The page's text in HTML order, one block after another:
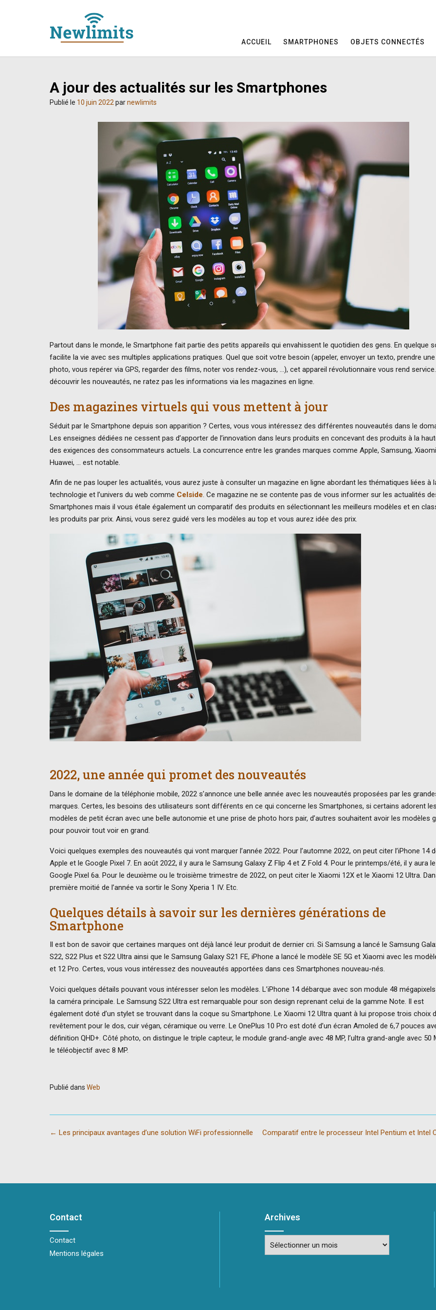
ACCUEIL SMARTPHONES OBJETS CONNECTÉS
A jour des actualités sur les Smartphones
Publié le 10 juin 2022 parnewlimits
Partout dans le monde, le Smartphone fait partie des petits appareils qui envahissent le quotidien des gens. En quelque
facilite la vie avec ses multiples applications pratiques. Quel que soit votre besoin (appeler, envoyer un texto, prendre une
photo, vous repérer via GPS, regarder des films, noter vos rendez-vous, …), cet appareil révolutionnaire vous rend
découvrir les nouveautés, ne ratez pas les informations via les magazines en ligne.
Des magazines virtuels qui vous mettent à jour
Séduit par le Smartphone depuis son apparition ? Certes, vous vous intéressez des différentes nouveautés dans le
Les enseignes dédiées ne cessent pas d’apporter de l’innovation dans leurs produits en concevant des produits à la
des exigences des consommateurs actuels. La concurrence entre les grandes marques comme Apple, Samsung,
Huawei, … est notable.
Afin de ne pas louper les actualités, vous aurez juste à consulter un magazine en ligne abordant les thématiques liées à
technologie et l’univers du web comme Celside. Ce magazine ne se contente pas de vous informer sur les actualités
Smartphones mais il vous étale également un comparatif des produits en sélectionnant les meilleurs modèles et en
les produits par prix. Ainsi, vous serez guidé vers les modèles au top et vous aurez idée des prix.
2022, une année qui promet des nouveautés
Dans le domaine de la téléphonie mobile, 2022 s’annonce une belle année avec les nouveautés proposées par les
marques. Certes, les besoins des utilisateurs sont différents en ce qui concerne les Smartphones, si certains adorent les
modèles de petit écran avec une belle autonomie et une prise de photo hors pair, d’autres souhaitent avoir les modèles
pour pouvoir tout voir en grand.
Voici quelques exemples des nouveautés qui vont marquer l’année 2022. Pour l’automne 2022, on peut citer l’iPhone 14
Apple et le Google Pixel 7. En août 2022, il y aura le Samsung Galaxy Z Flip 4 et Z Fold 4. Pour le printemps/été, il y aura le
Google Pixel 6a. Pour le deuxième ou le troisième trimestre de 2022, on peut citer le Xiaomi 12X et le Xiaomi 12 Ultra.
première moitié de l’année va sortir le Sony Xperia 1 IV. Etc.
Quelques détails à savoir sur les dernières générations de
Smartphone
Il est bon de savoir que certaines marques ont déjà lancé leur produit de dernier cri. Si Samsung a lancé le Samsung
S22, S22 Plus et S22 Ultra ainsi que le Samsung Galaxy S21 FE, iPhone a lancé le modèle SE 5G et Xiaomi avec les
et 12 Pro. Certes, vous vous intéressez des nouveautés apportées dans ces Smartphones nouveau-nés.
Voici quelques détails pouvant vous intéresser selon les modèles. L’iPhone 14 débarque avec son module 48
la caméra principale. Le Samsung S22 Ultra est remarquable pour son design reprenant celui de la gamme Note. Il est
également doté d’un stylet se trouvant dans la coque su Smartphone. Le Xiaomi 12 Ultra quant à lui propose trois choix
revêtement pour le dos, cuir végan, céramique ou verre. Le OnePlus 10 Pro est doté d’un écran Amoled de 6,7 pouces
définition QHD+. Côté photo, on distingue le triple capteur, le module grand-angle avec 48 MP, l’ultra grand-angle avec 50
le téléobjectif avec 8 MP.
Publié dans Web
Post
Comparatif entre le processeur Intel Pentium et Intel
← Les principaux avantages d’une solution WiFi professionnelle
Contact
Contact
Mentions légales
Archives